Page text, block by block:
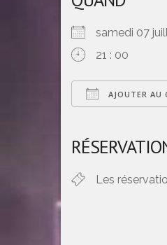
samedi 07
21 : 00
AJOUTER AU
Les